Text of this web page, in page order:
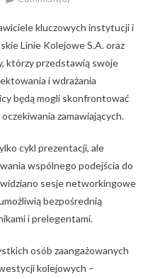
kluczowych instytucji i
Linie Kolejowe S.A. oraz
którzy przedstawią swoje
i wdrażania
będą mogli skonfrontować
zamawiających.
cykl prezentacji, ale
wspólnego podejścia do
sesje networkingowe
bezpośrednią
i prelegentami.
osób zaangażowanych
kolejowych –